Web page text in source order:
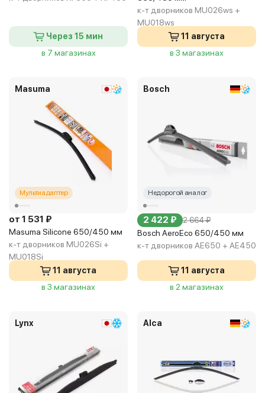
Через 15 мин
в 7 магазинах
к-т дворников MU026ws +
MU018ws
11 августа
в 3 магазинах
Masuma
Мультиадаптер
от 1 531 ₽
Masuma Silicone 650/450 мм
к-т дворников MU026Si +
MU018Si
11 августа
в 3 магазинах
Bosch
Недорогой аналог
2 422 ₽ 2 664 ₽
Bosch AeroEco 650/450 мм
к-т дворников AE650 + AE450
11 августа
в 2 магазинах
Lynx Alca